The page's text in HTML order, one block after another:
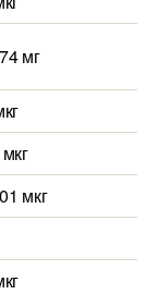
мг
мкг